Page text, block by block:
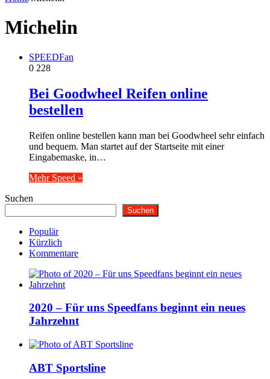
Michelin
SPEEDFan
0 228
Bei Goodwheel Reifen online
bestellen
Reifen online bestellen kann man bei Goodwheel sehr einfach
und bequem. Man startet auf der Startseite mit einer
Eingabemaske, in…
Mehr Speed »
Suchen
Suchen
Populär
Kürzlich
Kommentare
2020 – Für uns Speedfans beginnt ein neues
Jahrzehnt
ABT Sportsline